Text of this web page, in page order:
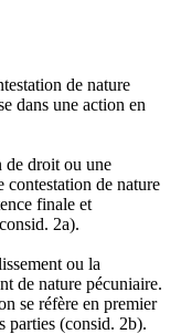
de nature
dans une action en
de droit ou une
contestation de nature
finale et
2a).
ou la
de nature pécuniaire.
se réfère en premier
parties (consid. 2b).